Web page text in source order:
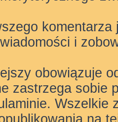
i
obowiązuje
zastrzega sobie
Wszelkie
na